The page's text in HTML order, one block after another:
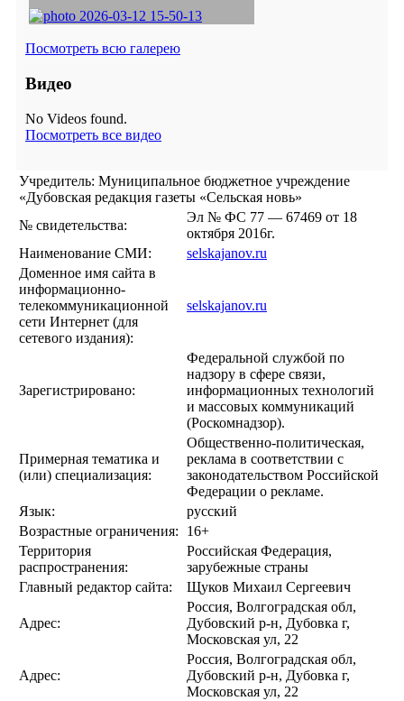
Посмотреть всю галерею
Видео
No Videos found.
Посмотреть все видео
Учредитель: Муниципальное бюджетное учреждение
«Дубовская редакция газеты «Сельская новь»
№ свидетельства:
Эл № ФС 77 — 67469 от 18
октября 2016г.
Наименование СМИ:
selskajanov.ru
Доменное имя сайта в
информационно-
телекоммуникационной
сети Интернет (для
сетевого издания):
selskajanov.ru
Зарегистрировано:
Федеральной службой по
надзору в сфере связи,
информационных технологий
и массовых коммуникаций
(Роскомнадзор).
Примерная тематика и
(или) специализация:
Общественно-политическая,
реклама в соответствии с
законодательством Российской
Федерации о рекламе.
Язык:
русский
Возрастные ограничения:
16+
Территория
распространения:
Российская Федерация,
зарубежные страны
Главный редактор сайта:
Щуков Михаил Сергеевич
Адрес:
Россия, Волгоградская обл,
Дубовский р-н, Дубовка г,
Московская ул, 22
Адрес:
Россия, Волгоградская обл,
Дубовский р-н, Дубовка г,
Московская ул, 22